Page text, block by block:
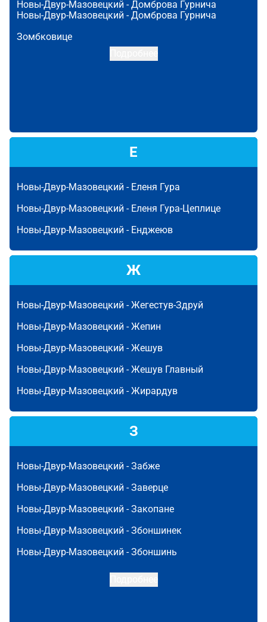
Новы-Двур-Мазовецкий -Домброва Гурнича
Новы-Двур-Мазовецкий -Домброва Гурнича
Зомбковице
Е
Новы-Двур-Мазовецкий - Еленя Гура
Новы-Двур-Мазовецкий - Еленя Гура-Цеплице
Новы-Двур-Мазовецкий - Енджеюв
Ж
Новы-Двур-Мазовецкий -Жегестув-Здруй
Новы-Двур-Мазовецкий -Жепин
Новы-Двур-Мазовецкий -Жешув
Новы-Двур-Мазовецкий -Жешув Главный
Новы-Двур-Мазовецкий -Жирардув
З
Новы-Двур-Мазовецкий -Забже
Новы-Двур-Мазовецкий -Заверце
Новы-Двур-Мазовецкий -Закопане
Новы-Двур-Мазовецкий -Збоншинек
Новы-Двур-Мазовецкий -Збоншинь